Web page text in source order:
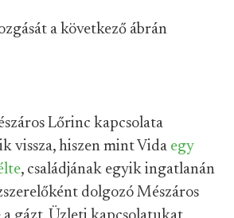
a következő ábrán
Lőrinc kapcsolata
vissza, hiszen mint Vida egy
, családjának egyik ingatlanán
dolgozó Mészáros